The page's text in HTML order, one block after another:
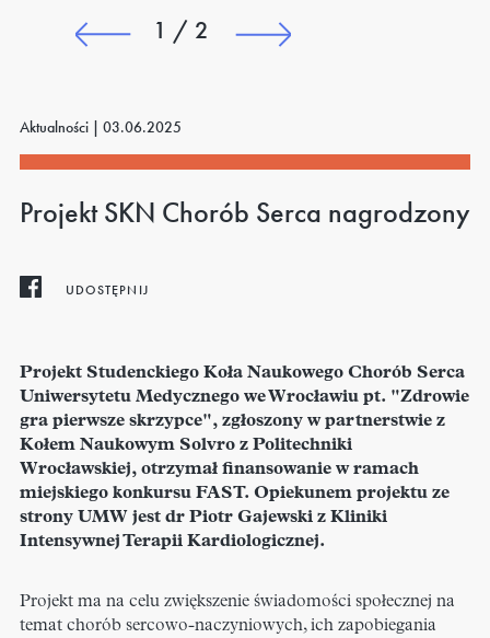
1 / 2
Aktualności | 03.06.2025
Projekt SKN Chorób Serca nagrodzony
UDOSTĘPNIJ
Projekt Studenckiego Koła Naukowego Chorób Serca
Uniwersytetu Medycznego we Wrocławiu pt. "Zdrowie
gra pierwsze skrzypce", zgłoszony w partnerstwie z
Kołem Naukowym Solvro z Politechniki
Wrocławskiej, otrzymał finansowanie w ramach
miejskiego konkursu FAST. Opiekunem projektu ze
strony UMW jest dr Piotr Gajewski z Kliniki
Intensywnej Terapii Kardiologicznej.
Projekt ma na celu zwiększenie świadomości społecznej na
temat chorób sercowo-naczyniowych, ich zapobiegania